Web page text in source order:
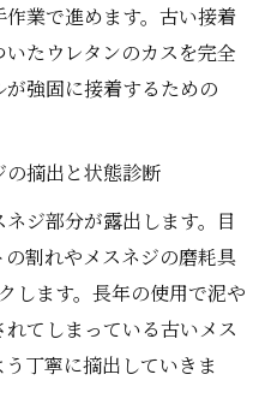
業で進めます。古い接着
たウレタンのカスを完全
強固に接着するための
摘出と状態診断
ジ部分が露出します。目
割れやメスネジの磨耗具
します。長年の使用で泥や
てしまっている古いメス
丁寧に摘出していきま